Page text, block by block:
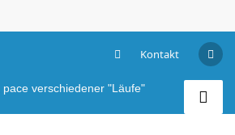
Kontakt
verschiedener "Läufe"